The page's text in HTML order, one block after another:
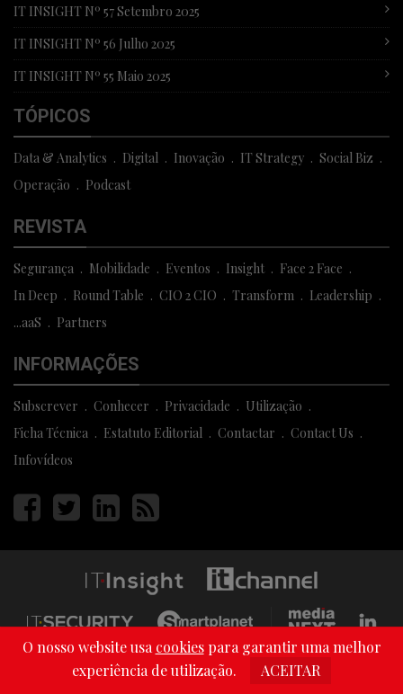
IT INSIGHT Nº 57 Setembro 2025
IT INSIGHT Nº 56 Julho 2025
IT INSIGHT Nº 55 Maio 2025
TÓPICOS
Data & Analytics Digital Inovação IT Strategy
Social Biz
Operação
Podcast
REVISTA
Segurança Mobilidade Eventos Insight
Face 2 Face
In Deep
Round Table CIO 2 CIO Transform
Leadership
...aaS
Partners
INFORMAÇÕES
Subscrever Conhecer Privacidade
Utilização
Ficha Técnica
Estatuto Editorial Contactar
Contact Us
Infovídeos
Página
facebook
Página
twitter
Página
linkedin
Página
rss
Copyright © 2013 - 2026 Media Next . All Rights Reserved
O nosso website usa cookiespara garantir uma melhor
experiência de utilização.
ACEITAR